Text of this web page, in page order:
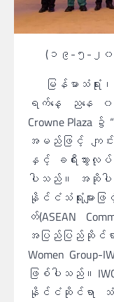
(၁၉-၅-၂
မြန်မာသံ
ရက်နေ့ ညနေ
Crowne Plaza ၌
အမည်ဖြင့် ကျ
နှင့် ခရီးသွားလု
ပါသည်။ အဆိုပ
နိုင်ငံသံရုံးများ
တ်(ASEAN
အပြည်ပြည်ဆိုင်ရ
Women Group-
ဖြစ်ပါသည်။
နိုင်ငံဆိုင်ရာ သံရုံး